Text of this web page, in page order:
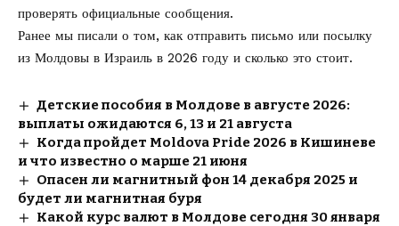
проверять официальные сообщения.
Ранее мы писали о том, как отправить письмо или посылку
из Молдовы в Израиль в 2026 году и сколько это стоит.
Детские пособия в Молдове в августе 2026:
выплаты ожидаются 6, 13 и 21 августа
Когда пройдет Moldova Pride 2026 в Кишиневе
и что известно о марше 21 июня
Опасен ли магнитный фон 14 декабря 2025 и
будет ли магнитная буря
Какой курс валют в Молдове сегодня 30 января